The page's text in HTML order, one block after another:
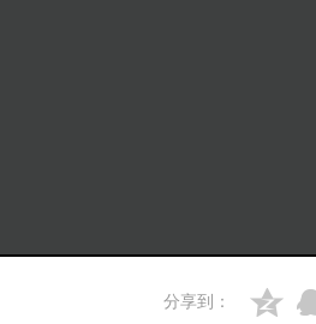
分享到：